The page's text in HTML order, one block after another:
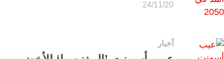
24/11/20
أخبار